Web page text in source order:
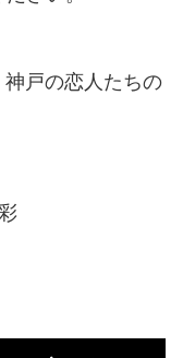
戸の恋人たちの